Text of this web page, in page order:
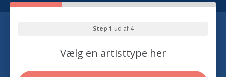
Step 1 ud af 4
Vælg en artisttype her